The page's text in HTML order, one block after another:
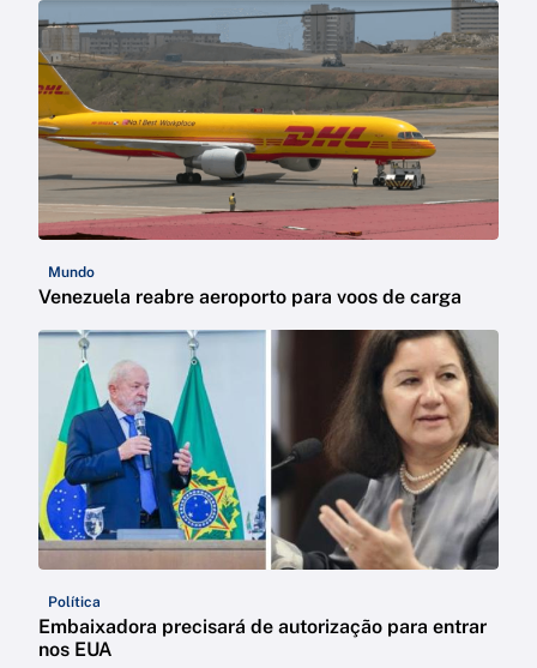
Mundo
Venezuela reabre aeroporto para voos de carga
Política
Embaixadora precisará de autorização para entrar
nos EUA